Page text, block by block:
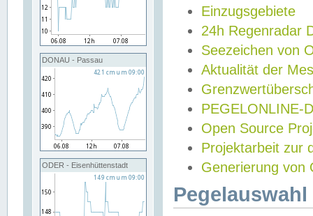
DONAU - Passau
ODER - Eisenhüttenstadt
Einzugsgebiete
24h Regenradar
Seezeichen von
Aktualität der
PEGELONLINE-
Open Source
Projektarbeit zur
Generierung von